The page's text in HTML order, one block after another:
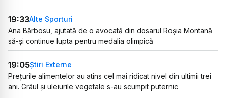
19:33Alte Sporturi
Ana Bărbosu, ajutată de o avocată din dosarul Roșia Montană
să-și continue lupta pentru medalia olimpică
19:05Știri Externe
Prețurile alimentelor au atins cel mai ridicat nivel din ultimii trei
ani. Grâul și uleiurile vegetale s-au scumpit puternic